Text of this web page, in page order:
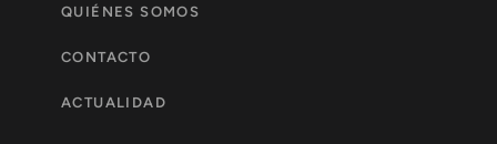
QUIÉNES SOMOS
CONTACTO
ACTUALIDAD